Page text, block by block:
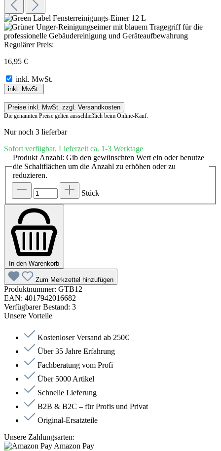
Regulärer Preis:
16,95 €
inkl. MwSt.
inkl. MwSt.
Preise inkl. MwSt. zzgl. Versandkosten
Die genannten Preise gelten ausschließlich beim Online-Kauf.
Nur noch 3 lieferbar
Sofort verfügbar, Lieferzeit ca. 1-3 Werktage
Produkt Anzahl: Gib den gewünschten Wert ein oder benutze
die Schaltflächen um die Anzahl zu erhöhen oder zu
reduzieren.
Stück
In den Warenkorb
Zum Merkzettel hinzufügen
Produktnummer: GTB12
EAN: 4017942016682
Verfügbarer Bestand: 3
Unsere Vorteile
Kostenloser Versand ab 250€
Über 35 Jahre Erfahrung
Fachberatung vom Profi
Über 5000 Artikel
Schnelle Lieferung
B2B & B2C – für Profis und Privat
Original-Ersatzteile
Unsere Zahlungsarten:
Amazon Pay